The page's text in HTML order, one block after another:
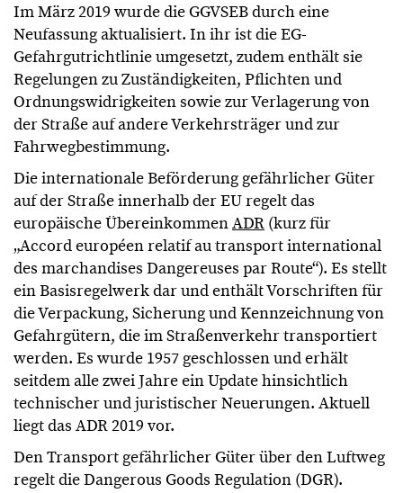
Im März 2019 wurde die GGVSEB durch eine
Neufassung aktualisiert. In ihr ist die EG-
Gefahrgutrichtlinie umgesetzt, zudem enthält sie
Regelungen zu Zuständigkeiten, Pflichten und
Ordnungswidrigkeiten sowie zur Verlagerung von
der Straße auf andere Verkehrsträger und zur
Fahrwegbestimmung.
Die internationale Beförderung gefährlicher Güter
auf der Straße innerhalb der EU regelt das
europäische ÜbereinkommenADR (kurz für
„Accord européen relatif au transport international
des marchandises Dangereuses par Route“). Es stellt
ein Basisregelwerk dar und enthält Vorschriften für
die Verpackung, Sicherung und Kennzeichnung von
Gefahrgütern, die im Straßenverkehr transportiert
werden. Es wurde 1957 geschlossen und erhält
seitdem alle zwei Jahre ein Update hinsichtlich
technischer und juristischer Neuerungen. Aktuell
liegt das ADR 2019 vor.
Den Transport gefährlicher Güter über den Luftweg
regelt die Dangerous Goods Regulation (DGR).